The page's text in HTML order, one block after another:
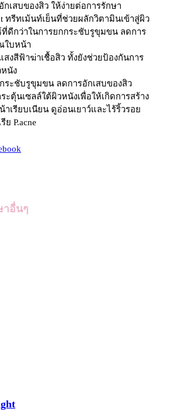
กเสบของสิว ให้ง่ายต่อการรักษา
ทรีทเม้นท์เย็นที่ช่วยผลักวิตามินเข้าสู่ผิว
ดีกว่าในการยกกระชับรูขุมขน ลดการ
ใบหน้า
สงสีฟ้าฆ่าเชื้อสิว ทั้งยังช่วยป้องกันการ
หนัง
กระชับรูขุมขน ลดการอักเสบของสิว
ระตุ้นเซลล์ใต้ผิวหนังเพื่อให้เกิดการสร้าง
เรียบเนียน ดูอ่อนเยาว์และไร้ริ้วรอย
ย P.acne
าอื่นๆ